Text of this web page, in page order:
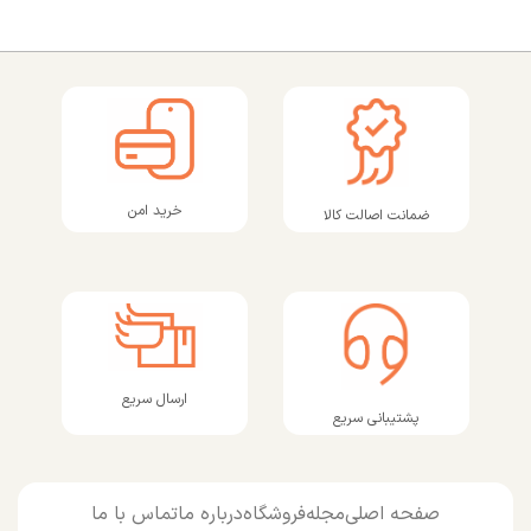
ضمانت اصالت کالا خرید امن
پشتیبانی سریع
ارسال سریع
صفحه اصلیمجلهفروشگاهدرباره ماتماس با ما